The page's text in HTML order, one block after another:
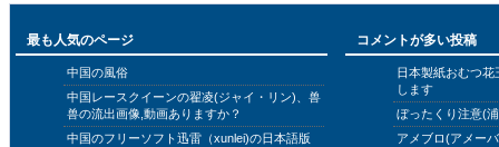
最も人気のページ
中国の風俗
中国レースクイーンの翟凌(ジャイ・リン)、兽
兽の流出画像,動画ありますか？
中国のフリーソフト迅雷（xunlei)の日本語版
コメントが多い投稿
日本製紙おむつ
します
ぼったくり注意(
アメブロ(アメー